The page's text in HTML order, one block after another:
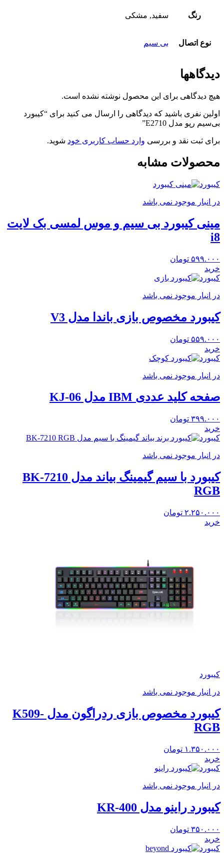
رنگ سفید, مشکی
نوع اتصال بی سیم
دیدگاهها
هیچ دیدگاهی برای این محصول نوشته نشده است.
اولین نفری باشید که دیدگاهی را ارسال می کنید برای “کیبورد
بی‌سیم رپو مدل E2710”
برای ثبت نقد و بررسی وارد حساب کاربری خود شوید.
محصولات مشابه
کیبورد
در انبار موجود نمی باشد
مینی کیبورد بی سیم و موس لمسی بک لایت
i8
۵۹۹.۰۰۰ تومان
خرید
کیبورد
در انبار موجود نمی باشد
کیبورد مخصوص بازی باندا مدل V3
۵۵۹.۰۰۰ تومان
خرید
کیبورد
در انبار موجود نمی باشد
صفحه کلید عددی IBM مدل KJ-06
۳۹۹.۰۰۰ تومان
خرید
کیبورد
در انبار موجود نمی باشد
کیبورد با سیم گیمینگ بیاند مدل BK-7210
RGB
۲.۲۵۰.۰۰۰ تومان
خرید
کیبورد
در انبار موجود نمی باشد
کیبورد مخصوص بازی ردراگون مدل K509-
RGB
۱.۳۵۰.۰۰۰ تومان
خرید
کیبورد
در انبار موجود نمی باشد
کیبورد راینو مدل KR-400
۳۵۰.۰۰۰ تومان
خرید
کیبورد